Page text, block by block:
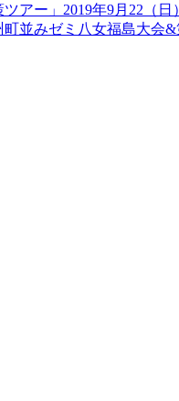
ツアー」2019年9月22（
並みゼミ八女福島大会&